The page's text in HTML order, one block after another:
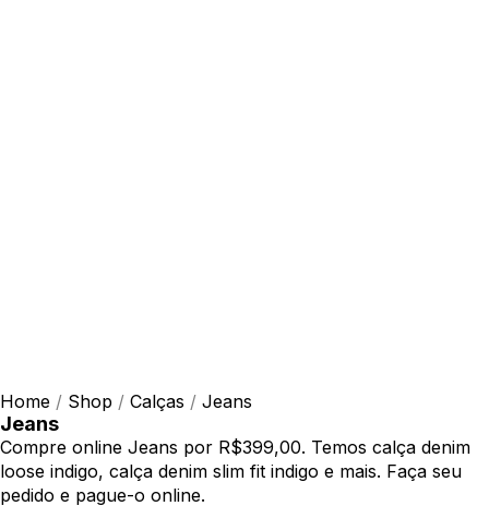
Home / Shop / Calças / Jeans
Jeans
Compre online Jeans por R$399,00. Temos calça denim
loose indigo, calça denim slim fit indigo e mais. Faça seu
pedido e pague-o online.